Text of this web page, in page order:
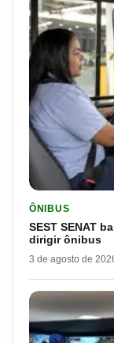
ÔNIBUS
SEST SENAT
dirigir ônibus
3 de agosto de